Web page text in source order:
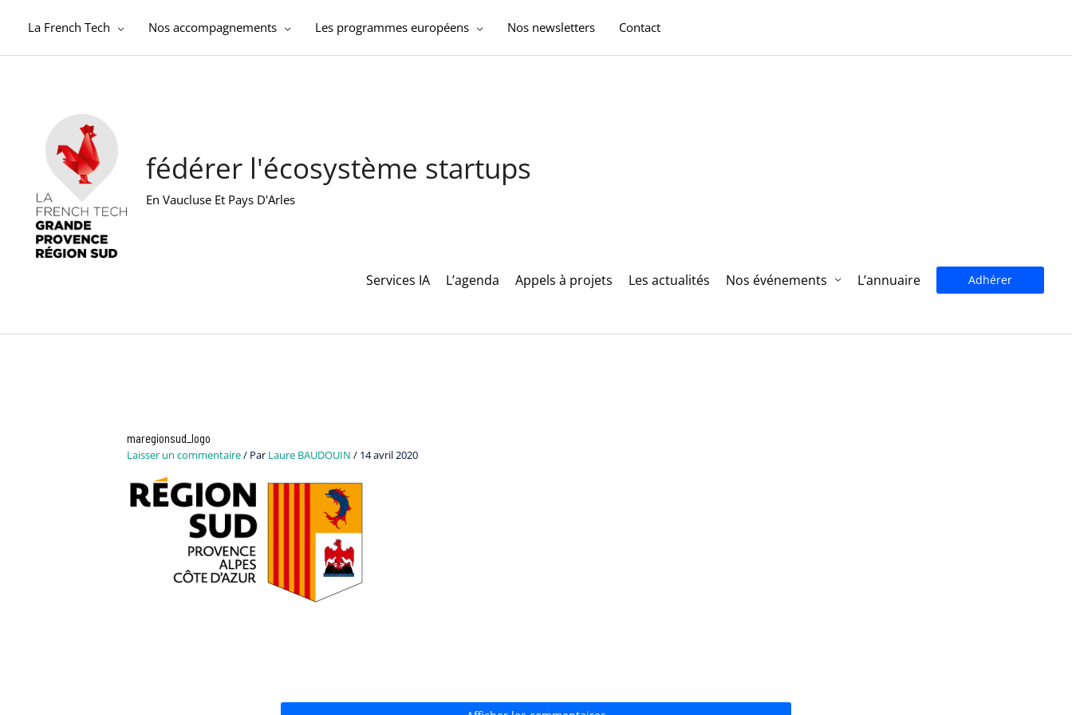
La French Tech Nos accompagnements Les programmes européens Nos newsletters Contact
fédérer l'écosystème startups
En Vaucluse Et Pays D'Arles
Services IA L’agenda Appels à projets Les actualités Nos événements L’annuaire Adhérer
maregionsud_logo
Laisser un commentaire/ Par Laure BAUDOUIN / 14 avril 2020